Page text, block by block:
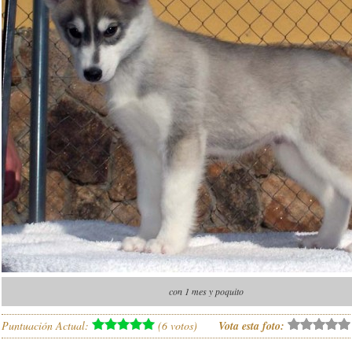
con 1 mes y poquito
Puntuación Actual: (6 votos) Vota esta foto: